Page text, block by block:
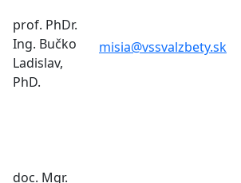
prof. PhDr.
Ing. Bučko
Ladislav,
PhD.
misia@vssvalzbety.sk
doc. Mgr.